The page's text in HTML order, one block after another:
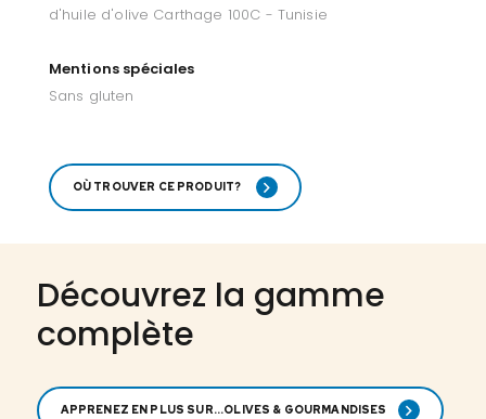
d'huile d'olive Carthage 100C - Tunisie
Mentions spéciales
Sans gluten
OÙ TROUVER CE PRODUIT?
Découvrez la gamme
complète
APPRENEZ EN PLUS SUR...OLIVES & GOURMANDISES